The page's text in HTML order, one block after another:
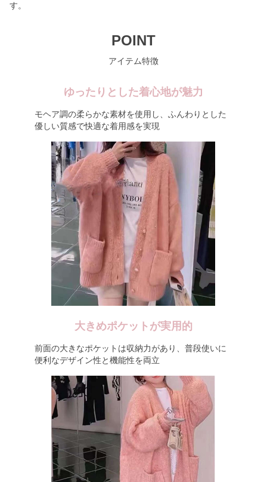
す。
POINT
アイテム特徴
ゆったりとした着心地が魅力
モヘア調の柔らかな素材を使用し、ふんわりとした
優しい質感で快適な着用感を実現
大きめポケットが実用的
前面の大きなポケットは収納力があり、普段使いに
便利なデザイン性と機能性を両立